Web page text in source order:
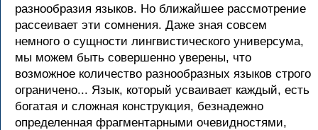
разнообразия языков. Но ближайшее рассмотрение
рассеивает эти сомнения. Даже зная совсем
немного о сущности лингвистического универсума,
мы можем быть совершенно уверены, что
возможное количество разнообразных языков строго
ограничено... Язык, который усваивает каждый, есть
богатая и сложная конструкция, безнадежно
определенная фрагментарными очевидностями,